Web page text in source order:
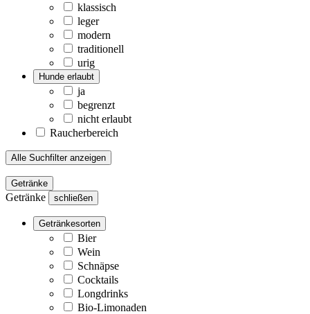
klassisch
leger
modern
traditionell
urig
Hunde erlaubt
ja
begrenzt
nicht erlaubt
Raucherbereich
Alle Suchfilter anzeigen
Getränke
Getränke schließen
Getränkesorten
Bier
Wein
Schnäpse
Cocktails
Longdrinks
Bio-Limonaden